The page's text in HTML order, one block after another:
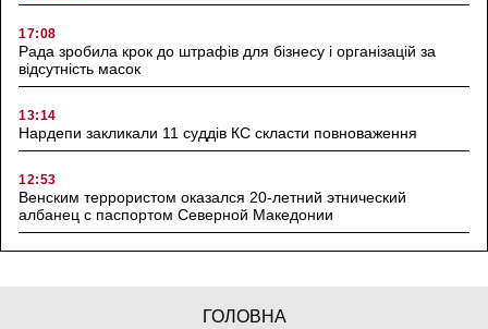
17:08
Рада зробила крок до штрафів для бізнесу і організацій за
відсутність масок
13:14
Нардепи закликали 11 суддів КС скласти повноваження
12:53
Венским террористом оказался 20-летний этнический
албанец с паспортом Северной Македонии
ГОЛОВНА